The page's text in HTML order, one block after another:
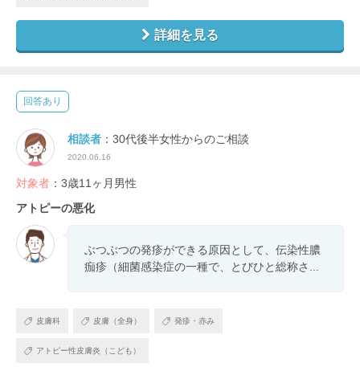
詳細を見る
回答あり
相談者 ：30代後半女性からのご相談
2020.06.16
対象者 ：3歳11ヶ月男性
アトピーの悪化
ぶつぶつの発疹ができる原因として、伝染性膿
痂疹（細菌感染症の一種で、とびひと総称さ...
皮膚科 皮膚（全身） 発疹・赤み
アトピー性皮膚炎（こども）